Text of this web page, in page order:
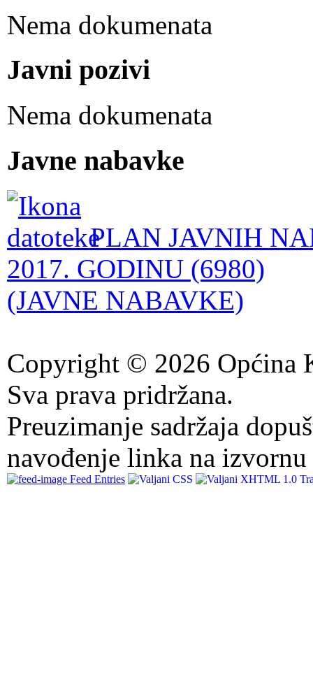
Nema dokumenata
Javni pozivi
Nema dokumenata
Javne nabavke
PLAN JAVNIH
2017. GODINU (6980)
(JAVNE NABAVKE)
Copyright © 2026 Općina
Sva prava pridržana.
Preuzimanje sadržaja
navođenje linka na izvornu
Feed Entries